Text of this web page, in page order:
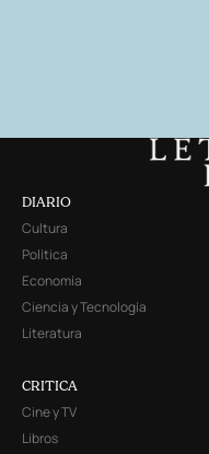
DIARIO
Cultura
Política
Economía
Ciencia y Tecnología
Literatura
CRITICA
Cine y TV
Libros